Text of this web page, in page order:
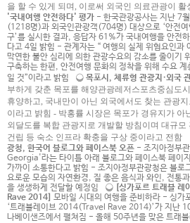
을 할 수 있게 되며, 이로써 외국인 의료관광이 활
'국내여행 안전하다' 평가 - 한국관광공사는 지난 7
(1218명)과 외국인관광객(704명) 대상으로 ‘안전
구’를 실시한 결과, 응답자 61%가 국내여행을 안전
다고 4일 밝힘 - 관계자는 “ 여행의 실제 위험요인과
막연한 불안 심리에 의한 관광수요의 감소를 줄이기
구축하는 한편, 안전여행 문화의 정착을 위해 수요
일 것”이라고 밝힘 ❍ 목포시, 체류형 관광지·외국
부하게 갖춘 목포를 해양관광레저스포츠중심도
휴양하고, 국내만이 아닌 외국에서도 찾는 관광
이라고 밝힘 - 박홍률 시장은 목포가 경유지가 아
외달도를 복합 관광지로 개발할 방침이며 대규
건립 등 숙소 인프라 확충을 구상 중이라고 전함
광청, 한국어 블로그와 페이스북 오픈 - 조지아정부
Georgia'라는 타이틀 아래 블로그와 페이스북 페이
가까이 소통한다고 밝힘 - 조지아정부관광청은 블로
요로운 모습의 자연환경, 질 좋은 음식과 와인, 전통
을 생생하게 전달할 예정임 ❍ [싱가포르 트래블 레
Rave 2014] 모바일 시대의 여행을 준비하라 - 싱가
‘트래블레이브 2014(Travel Rave 2014)’가 지난
나베이샌즈에서 펼쳐짐 - 올해 50주년을 맞은 트래